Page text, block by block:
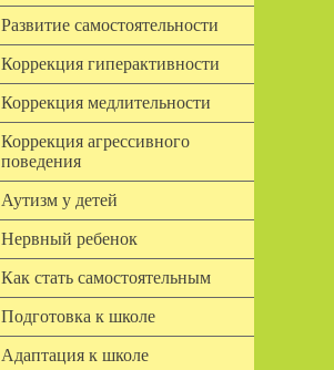
Развитие самостоятельности
Коррекция гиперактивности
Коррекция медлительности
Коррекция агрессивного
поведения
Аутизм у детей
Нервный ребенок
Как стать самостоятельным
Подготовка к школе
Адаптация к школе